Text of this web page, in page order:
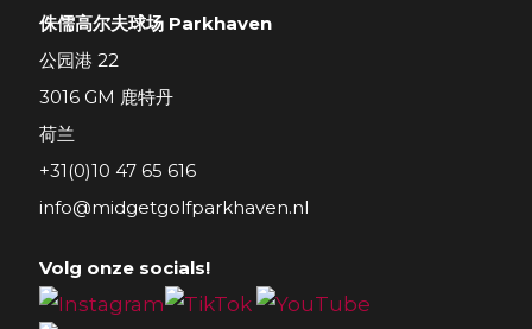
侏儒高尔夫球场 Parkhaven
公园港 22
3016 GM 鹿特丹
荷兰
+31(0)10 47 65 616
info@midgetgolfparkhaven.nl
Volg onze socials!